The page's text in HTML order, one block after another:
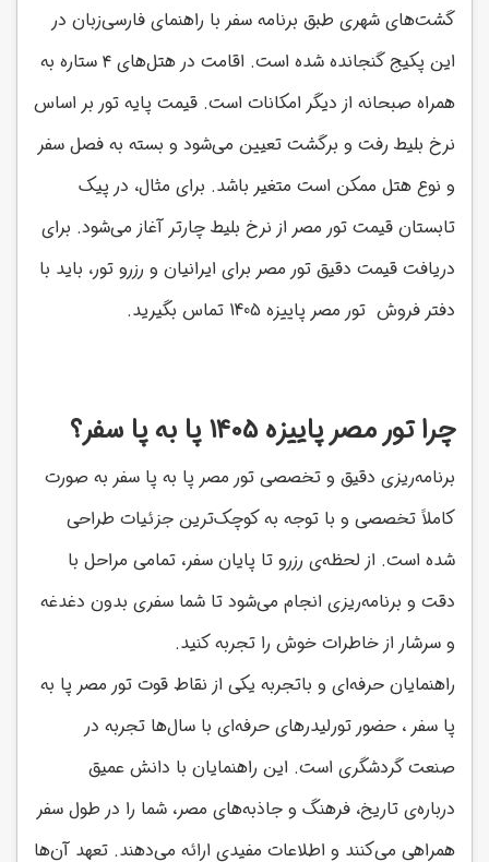
گشت‌های شهری طبق برنامه سفر با راهنمای فارسی‌زبان در
این پکیج گنجانده شده است. اقامت در هتل‌های ۴ ستاره به
همراه صبحانه از دیگر امکانات است. قیمت پایه تور بر اساس
نرخ بلیط رفت و برگشت تعیین می‌شود و بسته به فصل سفر
و نوع هتل ممکن است متغیر باشد. برای مثال، در پیک
تابستان قیمت تور مصر از نرخ بلیط چارتر آغاز می‌شود. برای
دریافت قیمت دقیق تور مصر برای ایرانیان و رزرو تور، باید با
دفتر فروش تور مصر پاییزه 1405 تماس بگیرید.
چرا تور مصر پاییزه 1405 پا به پا سفر؟
برنامه‌ریزی دقیق و تخصصی تور مصر پا به پا سفر به صورت
کاملاً تخصصی و با توجه به کوچک‌ترین جزئیات طراحی
شده است. از لحظه‌ی رزرو تا پایان سفر، تمامی مراحل با
دقت و برنامه‌ریزی انجام می‌شود تا شما سفری بدون دغدغه
و سرشار از خاطرات خوش را تجربه کنید.
راهنمایان حرفه‌ای و باتجربه یکی از نقاط قوت تور مصر پا به
پا سفر ، حضور تورلیدرهای حرفه‌ای با سال‌ها تجربه در
صنعت گردشگری است. این راهنمایان با دانش عمیق
درباره‌ی تاریخ، فرهنگ و جاذبه‌های مصر، شما را در طول سفر
همراهی می‌کنند و اطلاعات مفیدی ارائه می‌دهند. تعهد آن‌ها